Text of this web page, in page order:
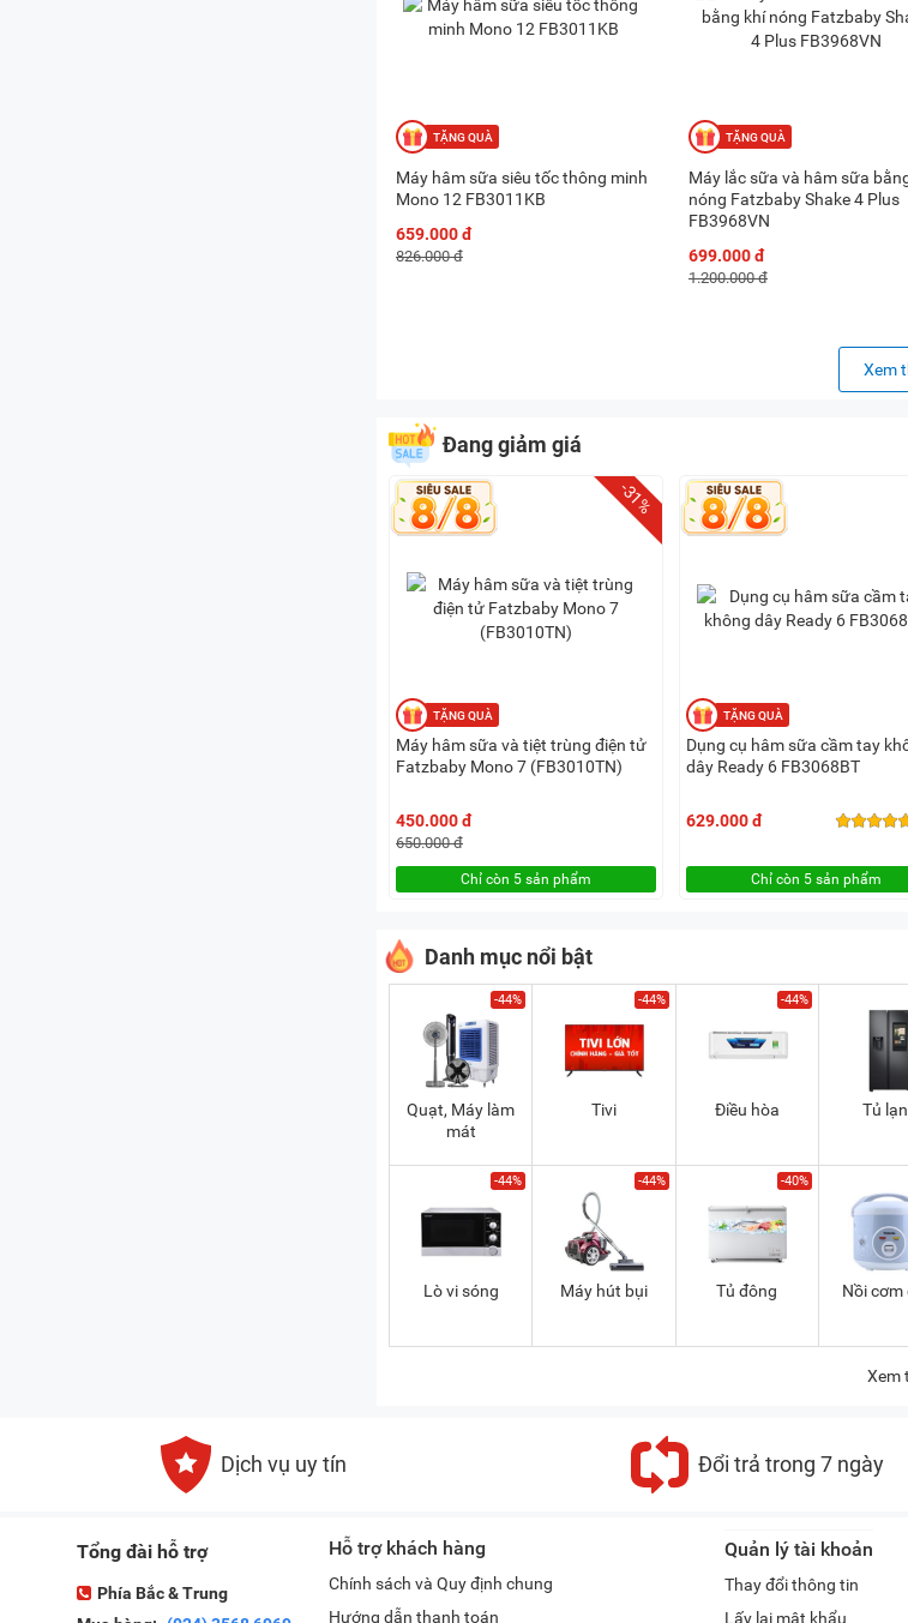
Máy hâm sữa siêu tốc thông minh
Mono 12 FB3011KB
659.000 đ
826.000 đ
Máy lắc sữa và hâm sữa
nóng Fatzbaby Shake 4 Plus
FB3968VN
699.000 đ
1.200.000 đ
Xem
Đang giảm giá
-31%
Máy hâm sữa và tiệt trùng điện tử
Fatzbaby Mono 7 (FB3010TN)
450.000 đ
650.000 đ
Chỉ còn 5 sản phẩm
Dụng cụ hâm sữa cầm tay
dây Ready 6 FB3068BT
629.000 đ
Chỉ còn 5 sản phẩm
Danh mục nổi bật
-44%
Quạt, Máy làm
mát
-44%
Tivi
-44%
Điều hòa Tủ
-44%
Lò vi sóng
-44%
Máy hút bụi
-40%
Tủ đông Nồi cơm
Xem
Dịch vụ uy tín Đổi trả trong 7 ngày
Tổng đài hỗ trợ
Phía Bắc & Trung
Hỗ trợ khách hàng
Chính sách và Quy định chung
Hướng dẫn thanh toán
Quản lý tài khoản
Thay đổi thông tin
Lấy lại mật khẩu